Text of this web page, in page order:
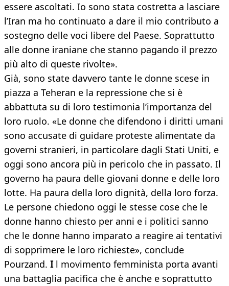
essere ascoltati. Io sono stata costretta a lasciare
l’Iran ma ho continuato a dare il mio contributo a
sostegno delle voci libere del Paese. Soprattutto
alle donne iraniane che stanno pagando il prezzo
più alto di queste rivolte».
Già, sono state davvero tante le donne scese in
piazza a Teheran e la repressione che si è
abbattuta su di loro testimonia l’importanza del
loro ruolo. «Le donne che difendono i diritti umani
sono accusate di guidare proteste alimentate da
governi stranieri, in particolare dagli Stati Uniti, e
oggi sono ancora più in pericolo che in passato. Il
governo ha paura delle giovani donne e delle loro
lotte. Ha paura della loro dignità, della loro forza.
Le persone chiedono oggi le stesse cose che le
donne hanno chiesto per anni e i politici sanno
che le donne hanno imparato a reagire ai tentativi
di sopprimere le loro richieste», conclude
Pourzand. Il movimento femminista porta avanti
una battaglia pacifica che è anche e soprattutto